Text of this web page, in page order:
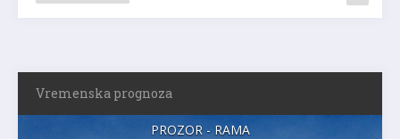
Vremenska prognoza
PROZOR - RAMA